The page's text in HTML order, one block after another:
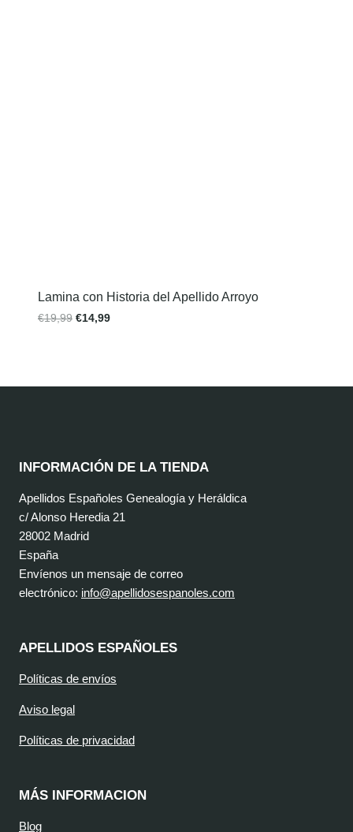
Lamina con Historia del Apellido Arroyo
€19,99 €14,99
INFORMACIÓN DE LA TIENDA
Apellidos Españoles Genealogía y Heráldica
c/ Alonso Heredia 21
28002 Madrid
España
Envíenos un mensaje de correo
electrónico: info@apellidosespanoles.com
APELLIDOS ESPAÑOLES
Políticas de envíos
Aviso legal
Políticas de privacidad
MÁS INFORMACION
Blog